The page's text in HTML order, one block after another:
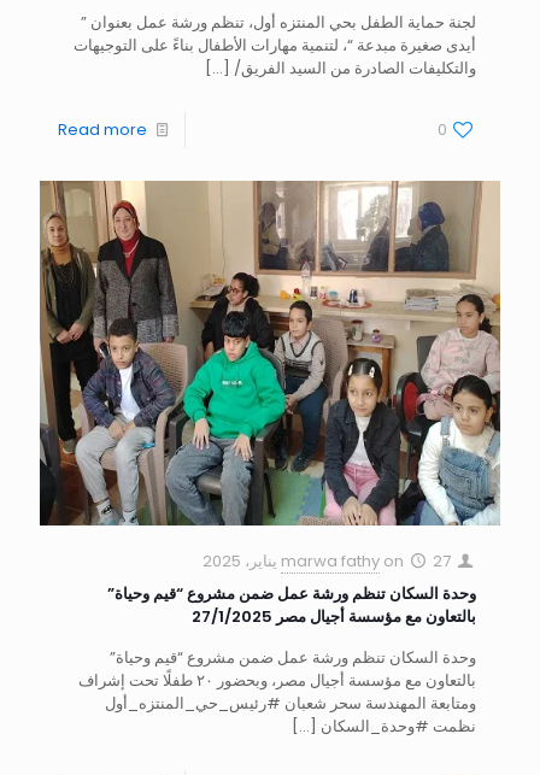
لجنة حماية الطفل بحي المنتزه أول، تنظم ورشة عمل بعنوان ”
أيدى صغيرة مبدعة “، لتنمية مهارات الأطفال بناءً على التوجيهات
والتكليفات الصادرة من السيد الفريق/ […]
0
Read more
marwa fathy on
27 يناير، 2025
وحدة السكان تنظم ورشة عمل ضمن مشروع “قيم وحياة”
بالتعاون مع مؤسسة أجيال مصر 27/1/2025
وحدة السكان تنظم ورشة عمل ضمن مشروع “قيم وحياة”
بالتعاون مع مؤسسة أجيال مصر، وبحضور ٢٠ طفلًا تحت إشراف
ومتابعة المهندسة سحر شعبان #رئيس_حي_المنتزه_أول
نظمت #وحدة_السكان […]